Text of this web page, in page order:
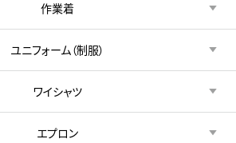
作業着
ユニフォーム（制服）
ワイシャツ
エプロン